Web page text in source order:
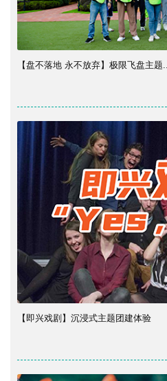
【盘不落地 永不放弃】极限飞盘主题...
【即兴戏剧】沉浸式主题团建体验